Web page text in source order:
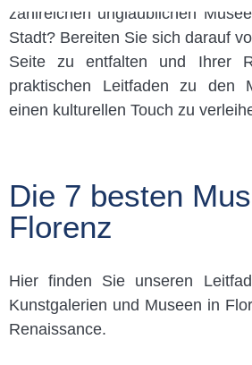
zahlreichen unglaublichen
Stadt? Bereiten Sie sich darauf
Seite zu entfalten und Ihrer
praktischen Leitfaden zu den
einen kulturellen Touch zu
Die 7 besten
Florenz
Hier finden Sie unseren
Kunstgalerien und Museen in
Renaissance.